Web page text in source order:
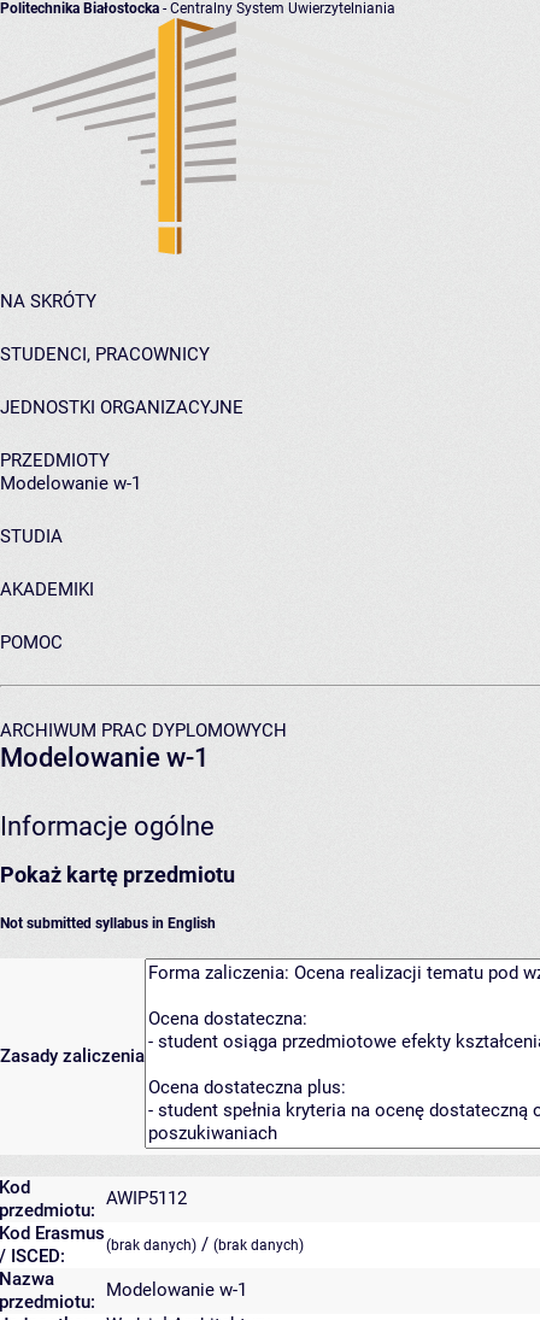
Politechnika Białostocka - Centralny System Uwierzytelniania
NA SKRÓTY
STUDENCI, PRACOWNICY
JEDNOSTKI ORGANIZACYJNE
PRZEDMIOTY
Modelowanie w-1
STUDIA
AKADEMIKI
POMOC
ARCHIWUM PRAC DYPLOMOWYCH
Modelowanie w-1
Informacje ogólne
Pokaż kartę przedmiotu
Not submitted syllabus in English
Zasady zaliczenia
Kod
przedmiotu:
AWIP5112
Kod Erasmus
/ ISCED:
(brak danych) / (brak danych)
Nazwa
przedmiotu:
Modelowanie w-1